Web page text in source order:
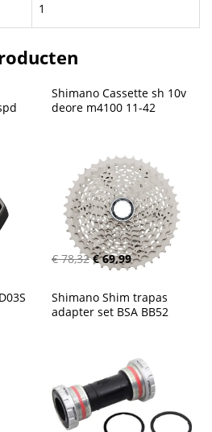
1
Shimano Cassette sh 10v
deore m4100 11-42
€ 78,32 € 69,99
Shimano Shim trapas
adapter set BSA BB52